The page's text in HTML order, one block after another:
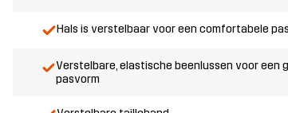
Hals is verstelbaar voor een comfortabele
Verstelbare, elastische beenlussen voor een
pasvorm